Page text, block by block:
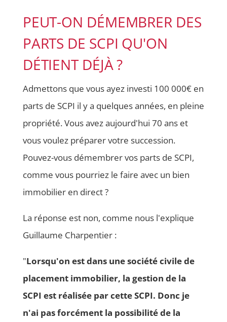
PEUT-ON DÉMEMBRER DES
PARTS DE SCPI QU'ON
DÉTIENT DÉJÀ ?
Admettons que vous ayez investi 100 000€ en
parts de SCPI il y a quelques années, en pleine
propriété. Vous avez aujourd'hui 70 ans et
vous voulez préparer votre succession.
Pouvez-vous démembrer vos parts de SCPI,
comme vous pourriez le faire avec un bien
immobilier en direct ?
La réponse est non, comme nous l'explique
Guillaume Charpentier :
"Lorsqu'on est dans une société civile de
placement immobilier, la gestion de la
SCPI est réalisée par cette SCPI. Donc je
n'ai pas forcément la possibilité de la